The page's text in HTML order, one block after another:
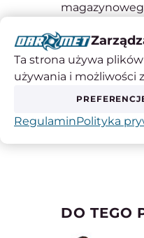
Instrukcje
Producent:
Adres: ul.
Kraj
DO TEGO
Ta strona używa
używania i możliwości
RegulaminPolityka